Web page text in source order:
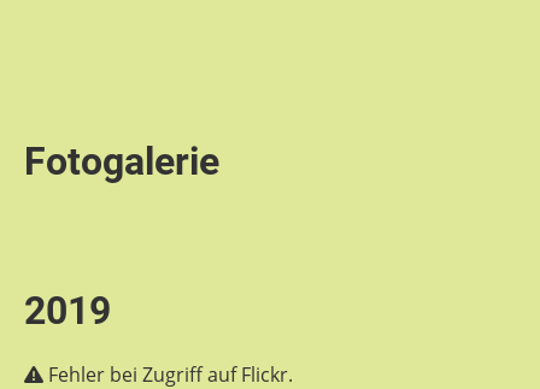
Fotogalerie
2019
Fehler bei Zugriff auf Flickr.